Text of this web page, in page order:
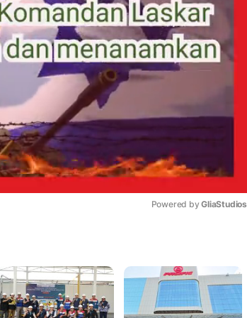
Powered by GliaStudios